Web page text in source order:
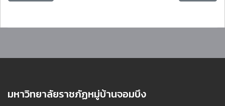
มหาวิทยาลัยราชภัฏหมู่บ้านจอมบึง